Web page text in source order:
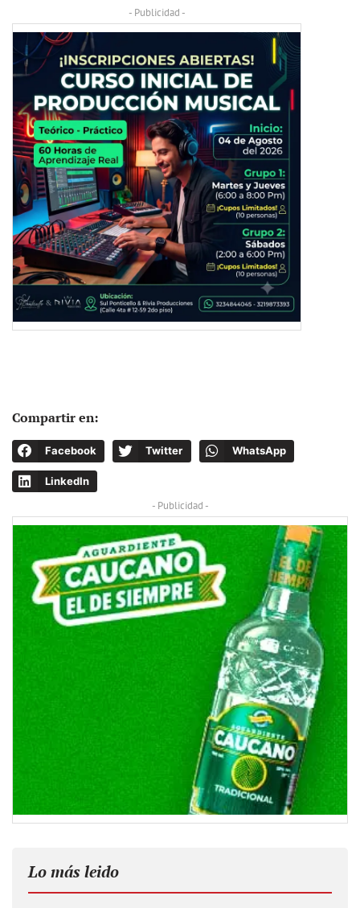
- Publicidad -
Compartir en:
Facebook Twitter WhatsApp
LinkedIn
- Publicidad -
Lo más leido